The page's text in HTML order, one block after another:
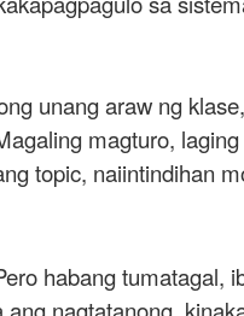
unang araw ng
magturo,
topic, naiintindihan
habang tumatagal,
nagtatanong,